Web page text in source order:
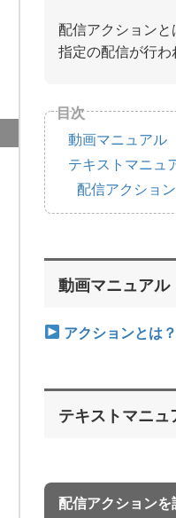
配信アクションと
指定の配信が行わ
動画マニュアル
テキストマニュ
配信アクショ
動画マニュアル
アクションとは？
テキストマニュ
配信アクション